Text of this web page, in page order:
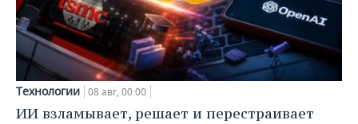
Технологии 08 авг, 00:00
ИИ взламывает, решает и перестраивает